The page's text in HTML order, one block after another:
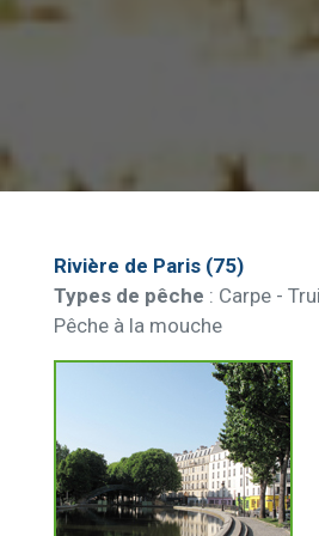
Rivière de Paris (75)
Types de pêche : Carpe -
Pêche à la mouche